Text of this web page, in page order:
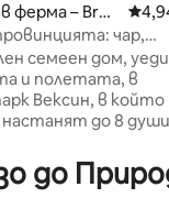
625 отзива
ферма – Brue
чар,
семеен дом,
и полетата, в
Вексин, в който
до 8 души;
или A15, близо до
Auvers sur Oise,
до